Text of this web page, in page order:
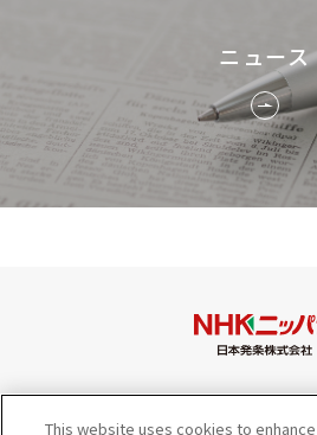
ニュース
みんなのaiポー
This website uses cookies to